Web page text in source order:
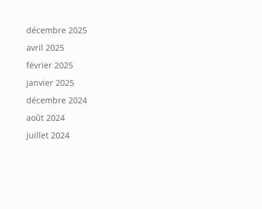
décembre 2025
avril 2025
février 2025
janvier 2025
décembre 2024
août 2024
juillet 2024